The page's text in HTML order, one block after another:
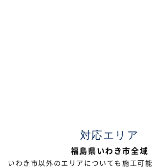
対応エリア
福島県いわき市全域
いわき市以外のエリアについても施工可